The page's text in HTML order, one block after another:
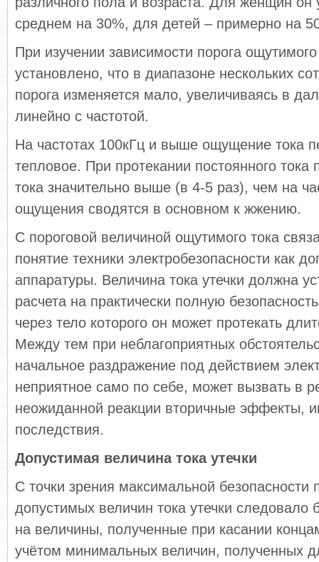
среднем на 30%, для детей – примерно на
При изучении зависимости порога
установлено, что в диапазоне нескольких
порога изменяется мало, увеличиваясь в
линейно с частотой.
На частотах 100кГц и выше ощущение тока
тепловое. При протекании постоянного тока
тока значительно выше (в 4-5 раз), чем на
ощущения сводятся в основном к жжению.
С пороговой величиной ощутимого тока
понятие техники электробезопасности как
аппаратуры. Величина тока утечки должна
расчета на практически полную
через тело которого он может протекать
Между тем при неблагоприятных
начальное раздражение под действием
неприятное само по себе, может вызвать в
неожиданной реакции вторичные эффекты,
последствия.
Допустимая величина тока утечки
С точки зрения максимальной безопасности
допустимых величин тока утечки следовало
на величины, полученные при касании
учётом минимальных величин, полученных